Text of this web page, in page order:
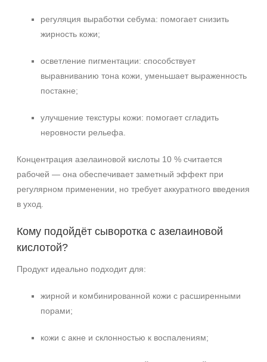
регуляция выработки себума: помогает снизить
жирность кожи;
осветление пигментации: способствует
выравниванию тона кожи, уменьшает выраженность
постакне;
улучшение текстуры кожи: помогает сгладить
неровности рельефа.
Концентрация азелаиновой кислоты 10 % считается
рабочей — она обеспечивает заметный эффект при
регулярном применении, но требует аккуратного введения
в уход.
Кому подойдёт сыворотка с азелаиновой
кислотой?
Продукт идеально подходит для:
жирной и комбинированной кожи с расширенными
порами;
кожи с акне и склонностью к воспалениям;